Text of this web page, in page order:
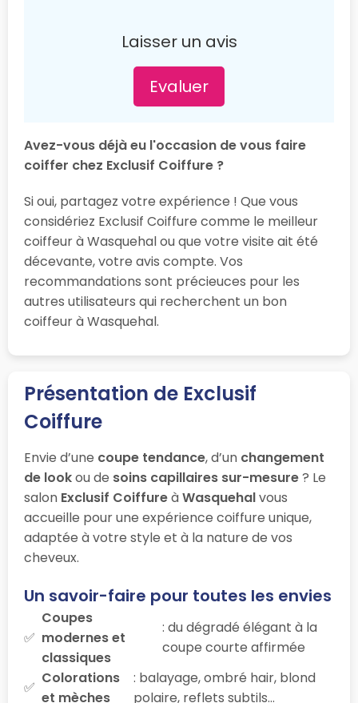
Laisser un avis
Evaluer
Avez-vous déjà eu l'occasion de vous faire
coiffer chez Exclusif Coiffure ?
Si oui, partagez votre expérience ! Que vous
considériez Exclusif Coiffure comme le meilleur
coiffeur à Wasquehal ou que votre visite ait été
décevante, votre avis compte. Vos
recommandations sont précieuces pour les
autres utilisateurs qui recherchent un bon
coiffeur à Wasquehal.
Présentation de Exclusif
Coiffure
Envie d’une coupe tendance, d’un changement
de lookou de soins capillaires sur-mesure? Le
salon Exclusif CoiffureàWasquehalvous
accueille pour une expérience coiffure unique,
adaptée à votre style et à la nature de vos
cheveux.
Un savoir-faire pour toutes les envies
Coupes
modernes et
classiques
: du dégradé élégant à la
coupe courte affirmée
Colorations
et mèches
: balayage, ombré hair, blond
polaire, reflets subtils…